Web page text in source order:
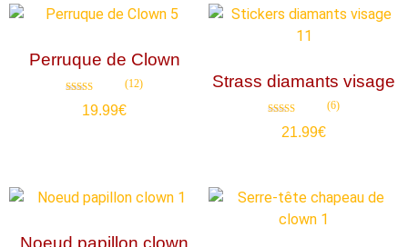
Perruque de Clown
4.83
(12)
19.99€
Strass diamants visage
4.67
(6)
21.99€
Noeud papillon clown